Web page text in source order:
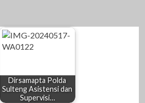
Dirsamapta Polda
Sulteng Asistensi dan
Supervisi…